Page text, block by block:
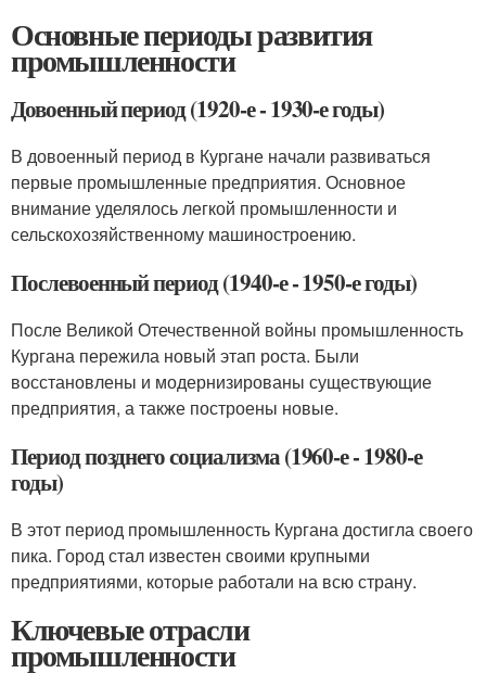
Основные периоды развития
промышленности
Довоенный период (1920-е - 1930-е годы)
В довоенный период в Кургане начали развиваться
первые промышленные предприятия. Основное
внимание уделялось легкой промышленности и
сельскохозяйственному машиностроению.
Послевоенный период (1940-е - 1950-е годы)
После Великой Отечественной войны промышленность
Кургана пережила новый этап роста. Были
восстановлены и модернизированы существующие
предприятия, а также построены новые.
Период позднего социализма (1960-е - 1980-е
годы)
В этот период промышленность Кургана достигла своего
пика. Город стал известен своими крупными
предприятиями, которые работали на всю страну.
Ключевые отрасли
промышленности